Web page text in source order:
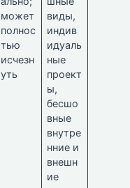
может
полнос
тью
исчезн
уть
виды,
индив
идуаль
ные
проект
ы,
бесшо
вные
внутре
нние и
внешн
ие